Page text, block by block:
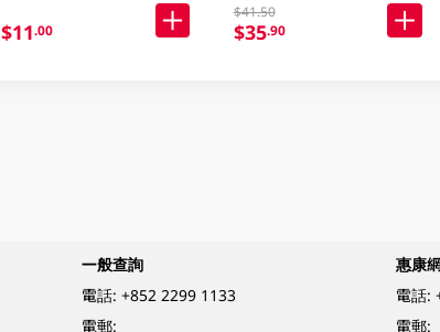
$11.00
$41.50
$35.90
一般查詢
電話: +852 2299 1133
電郵:
惠康
電話:
電郵: